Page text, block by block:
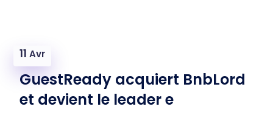
11 Avr
GuestReady acquiert BnbLord
et devient le leader e